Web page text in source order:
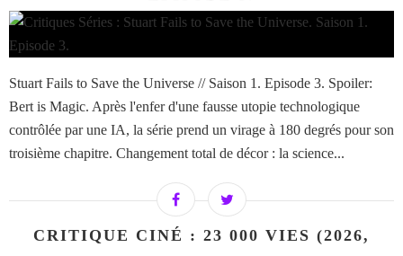
Stuart Fails to Save the Universe // Saison 1. Episode 3. Spoiler:
Bert is Magic. Après l'enfer d'une fausse utopie technologique
contrôlée par une IA, la série prend un virage à 180 degrés pour son
troisième chapitre. Changement total de décor : la science...
CRITIQUE CINÉ : 23 000 VIES (2026,